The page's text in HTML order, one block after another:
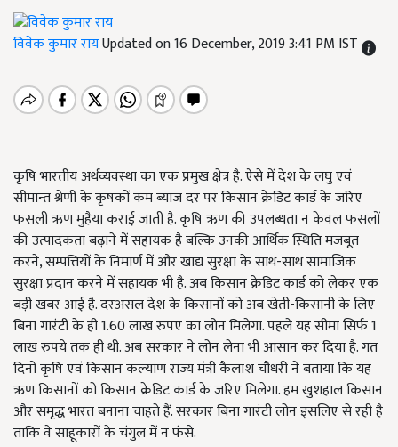
विवेक कुमार रायUpdated on 16 December, 2019 3:41 PM IST
कृषि भारतीय अर्थव्यवस्था का एक प्रमुख क्षेत्र है. ऐसे में देश के लघु एवं
सीमान्त श्रेणी के कृषकों कम ब्याज दर पर किसान क्रेडिट कार्ड के जरिए
फसली ऋण मुहैया कराई जाती है. कृषि ऋण की उपलब्धता न केवल फसलों
की उत्पादकता बढ़ाने में सहायक है बल्कि उनकी आर्थिक स्थिति मजबूत
करने, सम्पत्तियों के निमार्ण में और खाद्य सुरक्षा के साथ-साथ सामाजिक
सुरक्षा प्रदान करने में सहायक भी है. अब किसान क्रेडिट कार्ड को लेकर एक
बड़ी खबर आई है. दरअसल देश के किसानों को अब खेती-किसानी के लिए
बिना गारंटी के ही 1.60 लाख रुपए का लोन मिलेगा. पहले यह सीमा सिर्फ 1
लाख रुपये तक ही थी. अब सरकार ने लोन लेना भी आसान कर दिया है. गत
दिनों कृषि एवं किसान कल्याण राज्य मंत्री कैलाश चौधरी ने बताया कि यह
ऋण किसानों को किसान क्रेडिट कार्ड के जरिए मिलेगा. हम खुशहाल किसान
और समृद्ध भारत बनाना चाहते हैं. सरकार बिना गारंटी लोन इसलिए से रही है
ताकि वे साहूकारों के चंगुल में न फंसे.